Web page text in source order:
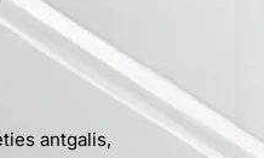
antgalis,